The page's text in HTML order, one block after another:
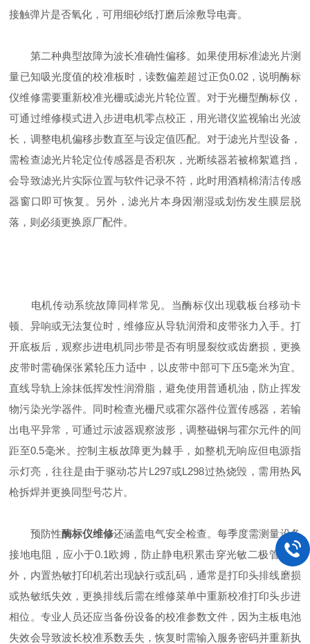
接触弹片是否氧化，可用细砂纸打磨后涂敷导电膏。
第二种典型故障为波长准确性偏移。如果使用标准滤光片测
量已知吸光度值的校准板时，读数偏差超过正负0.02，说明酶标
仪维修需要重新校准光栅或滤光片轮位置。对于光栅型酶标仪，
可通过维修模式进入步进电机零点校正，用光谱仪监视输出光波
长，调整电机偏移步数直至与设定值匹配。对于滤光片型设备，
需检查滤光片轮定位传感器是否积灰，光断续器若被棉絮遮挡，
会导致滤光片实际位置与软件记录不符，此时用酒精棉清洁传感
器窗口即可恢复。另外，滤光片本身因潮湿或划伤发生膜层脱
落，则必须更换原厂配件。
电机传动系统故障同样常见。当酶标仪出现载板台移动卡
顿、异响或无法复位时，维修应从导轨润滑和皮带张力入手。打
开底板后，观察步进电机同步带是否有明显裂纹或齿磨损，更换
皮带时需确保张紧轮压力适中，以皮带中部可下压5毫米为宜。
直线导轨上涂抹低挥发性润滑脂，避免使用普通机油，防止挥发
物污染光学器件。同时检查光栅尺或霍尔器件位置传感器，若输
出电平异常，可通过示波器观察波形，调整磁钢与霍尔元件的间
距至0.5毫米。控制主板故障更为棘手，如整机无响应但电源指
示灯亮，往往是由于驱动芯片L297或L298过热烧毁，需用热风
枪拆焊并更换同型号芯片。
预防性酶标仪维修还涵盖电气安全检查。每季度需测量设备
接地电阻，应小于0.1欧姆，防止静电积累击穿光敏二极管。另
外，内置热敏打印机若出现缺行或乱码，通常是打印头排线磨损
或热敏纸失效，更换排线后需在维修菜单中重新校准打印头步进
相位。专业人员还应当备份设备的校准参数文件，因为主板电池
失效会导致波长校准系数丢失，恢复时需输入服务密码并重新执